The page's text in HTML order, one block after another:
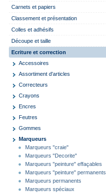
Carnets et papiers
Classement et présentation
Colles et adhésifs
Découpe et taille
Ecriture et correction
Accessoires
Assortiment d'articles
Correcteurs
Crayons
Encres
Feutres
Gommes
Marqueurs
Marqueurs "craie"
Marqueurs "Decorite"
Marqueurs "peinture" effaçables
Marqueurs "peinture" permanents
Marqueurs permanents
Marqueurs spéciaux